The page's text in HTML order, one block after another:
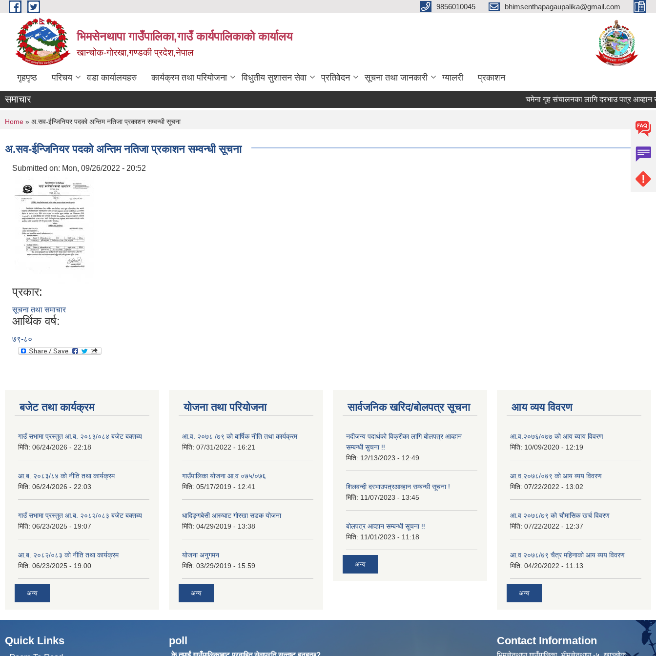
Skip to main content 9856010045 bhimsenthapagaupalika@gmail.com
भिमसेनथापा गाउँपालिका,गाउँ कार्यपालिकाकाे कार्यालय
खान्चोक-गाेरखा,गण्डकी प्रदेश,नेपाल
गृहपृष्ठ परिचय वडा कार्यालयहरु कार्यक्रम तथा परियोजना विधुतीय सुशासन सेवा प्रतिवेदन सूचना तथा जानकारी ग्यालरी प्रकाशन
समाचार चमेना गृह संचालनका लागि दरभाउ पत्र आव्हान
You are here
Home » अ.सव-ईन्जिनियर पदको अन्तिम नतिजा प्रकाशन सम्वन्धी सूचना
अ.सव-ईन्जिनियर पदको अन्तिम नतिजा प्रकाशन सम्वन्धी सूचना
Submitted on: Mon, 09/26/2022 - 20:52
प्रकार:
सूचना तथा समाचार
आर्थिक वर्ष:
७९-८०
बजेट तथा कार्यक्रम
गाउँ सभामा प्रस्तुत आ.ब. २०८३/०८४ बजेट बक्तब्य
मिति: 06/24/2026 - 22:18
आ.ब. २०८३/८४ को नीति तथा कार्यक्रम
मिति: 06/24/2026 - 22:03
गाउँ सभामा प्रस्तुत आ.ब. २०८२/०८३ बजेट बक्तब्य
मिति: 06/23/2025 - 19:07
आ.ब. २०८२/०८३ को नीति तथा कार्यक्रम
मिति: 06/23/2025 - 19:00
अन्य
योजना तथा परियोजना
आ.व. २०७८ /७९ को बार्षिक नीति तथा कार्यक्रम
मिति: 07/31/2022 - 16:21
गाउँपालिका योजना आ.व ०७५/०७६
मिति: 05/17/2019 - 12:41
धादिङ्गबेसी आरुघाट गोरखा सडक योजना
मिति: 04/29/2019 - 13:38
योजना अनुगमन
मिति: 03/29/2019 - 15:59
अन्य
सार्वजनिक खरिद/बोलपत्र सूचना
नदीजन्य पदार्थको विक्रीका लागि बोलपत्र आव्हान
सम्बन्धी सुचना !!
मिति: 12/13/2023 - 12:49
शिलवन्दी दरभाउपत्रआव्हान सम्बन्धी सूचना !
मिति: 11/07/2023 - 13:45
बोलपत्र आव्हान सम्बन्धी सूचना !!
मिति: 11/01/2023 - 11:18
अन्य
आय व्यय विवरण
आ.व.२०७६/०७७ को आय ब्याय विवरण
मिति: 10/09/2020 - 12:19
आ.व.२०७८/०७९ को आय ब्यय विवरण
मिति: 07/22/2022 - 13:02
आ.व २०७८/७९ को चौमासिक खर्च विवरण
मिति: 07/22/2022 - 12:37
आ.व २०७८/७९ चैत्र महिनाको आय ब्यय विवरण
मिति: 04/20/2022 - 11:13
अन्य
Quick Links poll Contact Information